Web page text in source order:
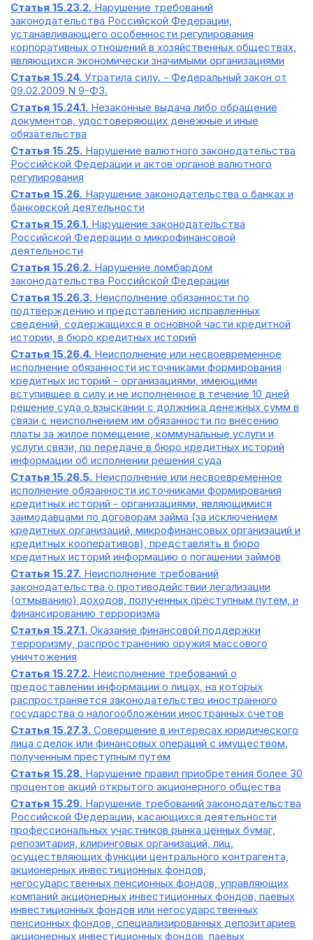
Статья 15.23.2. Нарушение требований
законодательства Российской Федерации,
устанавливающего особенности регулирования
корпоративных отношений в хозяйственных обществах,
являющихся экономически значимыми организациями
Статья 15.24. Утратила силу. - Федеральный закон от
09.02.2009 N 9-ФЗ.
Статья 15.24.1. Незаконные выдача либо обращение
документов, удостоверяющих денежные и иные
обязательства
Статья 15.25. Нарушение валютного законодательства
Российской Федерации и актов органов валютного
регулирования
Статья 15.26. Нарушение законодательства о банках и
банковской деятельности
Статья 15.26.1. Нарушение законодательства
Российской Федерации о микрофинансовой
деятельности
Статья 15.26.2. Нарушение ломбардом
законодательства Российской Федерации
Статья 15.26.3. Неисполнение обязанности по
подтверждению и представлению исправленных
сведений, содержащихся в основной части кредитной
истории, в бюро кредитных историй
Статья 15.26.4. Неисполнение или несвоевременное
исполнение обязанности источниками формирования
кредитных историй - организациями, имеющими
вступившее в силу и не исполненное в течение 10 дней
решение суда о взыскании с должника денежных сумм в
связи с неисполнением им обязанности по внесению
платы за жилое помещение, коммунальные услуги и
услуги связи, по передаче в бюро кредитных историй
информации об исполнении решения суда
Статья 15.26.5. Неисполнение или несвоевременное
исполнение обязанности источниками формирования
кредитных историй - организациями, являющимися
заимодавцами по договорам займа (за исключением
кредитных организаций, микрофинансовых организаций и
кредитных кооперативов), представлять в бюро
кредитных историй информацию о погашении займов
Статья 15.27. Неисполнение требований
законодательства о противодействии легализации
(отмыванию) доходов, полученных преступным путем, и
финансированию терроризма
Статья 15.27.1. Оказание финансовой поддержки
терроризму, распространению оружия массового
уничтожения
Статья 15.27.2. Неисполнение требований о
предоставлении информации о лицах, на которых
распространяется законодательство иностранного
государства о налогообложении иностранных счетов
Статья 15.27.3. Совершение в интересах юридического
лица сделок или финансовых операций с имуществом,
полученным преступным путем
Статья 15.28. Нарушение правил приобретения более 30
процентов акций открытого акционерного общества
Статья 15.29. Нарушение требований законодательства
Российской Федерации, касающихся деятельности
профессиональных участников рынка ценных бумаг,
репозитария, клиринговых организаций, лиц,
осуществляющих функции центрального контрагента,
акционерных инвестиционных фондов,
негосударственных пенсионных фондов, управляющих
компаний акционерных инвестиционных фондов, паевых
инвестиционных фондов или негосударственных
пенсионных фондов, специализированных депозитариев
акционерных инвестиционных фондов, паевых